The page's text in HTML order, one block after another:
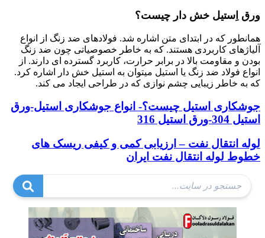
ورق اِستیل خش دار چیست؟
همانطور که در ابتدای متن اشاره شد. فولادهای ضد زنگ از انواع
آلیاژهای کاربردی هستند. که به خاطر خصوصیاتی چون ضد زنگ
بودن و مقاومت بالا در برابر حرارت، کاربرد گسترده ای دارند. از
انواع فولاد ضد زنگ یا استیل میتوان به استیل خش دار اشاره کرد.
که به خاطر زیبایی چشم نوازی که در طراحی ایجاد می کند.
جوشکاری استیل چیست؟- انواع جوشکاری استیل-ورق
استیل 304-ورق استیل 316
لوله انتقال نفت – ارزیابی کمی و کیفی ریسک های
خطوط لوله انتقال نفت ایران